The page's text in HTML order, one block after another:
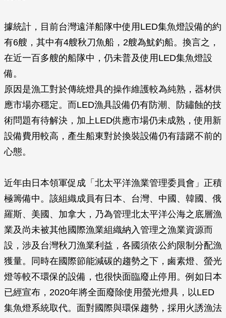
據統計，目前台灣遠洋船隊中使用LED集魚燈設備的約
有6艘，其中有4艘秋刀魚船，2艘為魷釣船。換言之，
在近一百多艘的船隊中，仍未普及使用LED集魚燈設
備。
原因是漁工對於傳統燈具的操作維護較為純熟，器材供
應市場亦穩定。而LED漁具設備仍有防潮、防鏽蝕的技
術問題有待解決，加上LED供應市場仍未成熟，使用新
設備費用較高，產生船東對於換裝設備仍有躊躇不前的
心態。
近年由日本領軍促成「北太平洋漁業管理委員會」正積
極籌備中。該組織成員有日本、台灣、中國、韓國、俄
羅斯、美國、加拿大，乃為管理北太平洋公海之底層漁
業及尚未被其他國際漁業組織納入管理之漁業資源而
設，涉及台灣秋刀漁業利益，各國須依公約限制分配漁
獲量。同時在國際節能減碳的趨勢之下，鹵素燈、螢光
燈等較不環保的設備，也很快面臨廢止停用。例如日本
已經宣布，2020年將全面廢除使用螢光燈具，以LED
集魚燈系統取代。面對國際與環保趨勢，採用火誘漁法